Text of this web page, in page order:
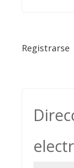
Registrarse